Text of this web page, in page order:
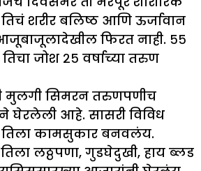
शरीर बलिष्ठ आणि ऊर्जावान
फिरत नाही. ५५
जोश २५ वर्षाच्या तरुण
मुलगी सिमरन तरुणपणीच
घेरलेली आहे. सासरी विविध
तिला कामसुकार बनवलंय.
लठ्ठपणा, गुडघेदुखी, हाय ब्लड